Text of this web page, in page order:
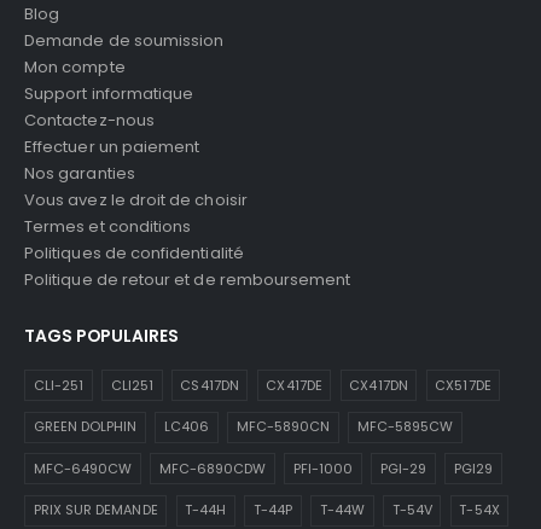
Blog
Demande de soumission
Mon compte
Support informatique
Contactez-nous
Effectuer un paiement
Nos garanties
Vous avez le droit de choisir
Termes et conditions
Politiques de confidentialité
Politique de retour et de remboursement
TAGS POPULAIRES
CLI-251 CLI251 CS417DN CX417DE CX417DN CX517DE
GREEN DOLPHIN LC406 MFC-5890CN MFC-5895CW
MFC-6490CW MFC-6890CDW PFI-1000 PGI-29 PGI29
PRIX SUR DEMANDE T-44H T-44P T-44W T-54V T-54X